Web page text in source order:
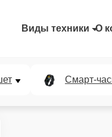
Виды техники О
Смарт-